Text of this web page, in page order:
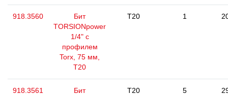
918.3560
Бит
TORSIONpower
1/4" с
профилем
Torx, 75 мм,
Т20
T20 1
918.3561
Бит
T20 5